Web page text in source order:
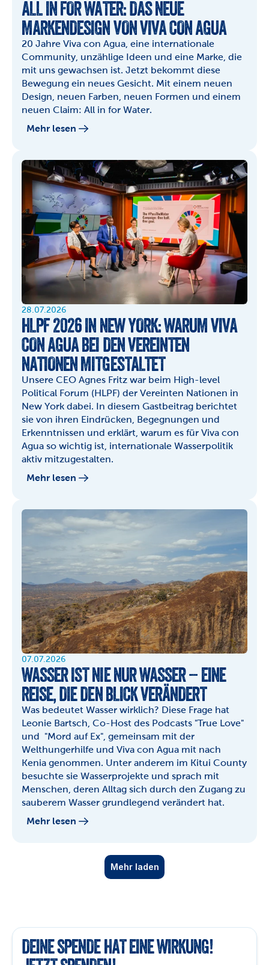
ALL IN FOR WATER: DAS NEUE
MARKENDESIGN VON VIVA CON AGUA
20 Jahre Viva con Agua, eine internationale
Community, unzählige Ideen und eine Marke, die
mit uns gewachsen ist. Jetzt bekommt diese
Bewegung ein neues Gesicht. Mit einem neuen
Design, neuen Farben, neuen Formen und einem
neuen Claim: All in for Water.
Mehr lesen
28.07.2026
HLPF 2026 IN NEW YORK: WARUM VIVA
CON AGUA BEI DEN VEREINTEN
NATIONEN MITGESTALTET
Unsere CEO Agnes Fritz war beim High-level
Political Forum (HLPF) der Vereinten Nationen in
New York dabei. In diesem Gastbeitrag berichtet
sie von ihren Eindrücken, Begegnungen und
Erkenntnissen und erklärt, warum es für Viva con
Agua so wichtig ist, internationale Wasserpolitik
aktiv mitzugestalten.
Mehr lesen
07.07.2026
WASSER IST NIE NUR WASSER – EINE
REISE, DIE DEN BLICK VERÄNDERT
Was bedeutet Wasser wirklich? Diese Frage hat
Leonie Bartsch, Co-Host des Podcasts "True Love"
und  "Mord auf Ex", gemeinsam mit der
Welthungerhilfe und Viva con Agua mit nach
Kenia genommen. Unter anderem im Kitui County
besuchte sie Wasserprojekte und sprach mit
Menschen, deren Alltag sich durch den Zugang zu
sauberem Wasser grundlegend verändert hat.
Mehr lesen
Mehr laden
DEINE SPENDE HAT EINE WIRKUNG!